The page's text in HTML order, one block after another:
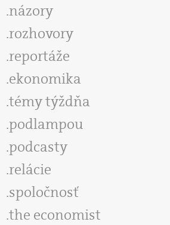
názory
rozhovory
reportáže
ekonomika
témy týždňa
podlampou
podcasty
relácie
spoločnosť
the economist